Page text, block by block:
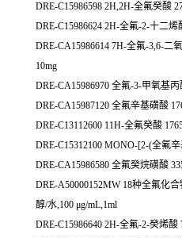
DRE-C15986598 2H,2H-全氟癸酸
DRE-C15986624 2H-全氟-2-十二烯
DRE-CA15986614 7H-全氟-3,6-二
10mg
DRE-CA15986970 全氟-3-甲氧基丙
DRE-CA15987120 全氟辛基磺酸
DRE-C13112600 11H-全氟癸酸
DRE-C15312100 MONO-[2-(全氟
DRE-CA15986580 全氟癸烷磺酸
DRE-A50000152MW 18种全氟化
醇/水,100 μg/mL,1ml
DRE-C15986640 2H-全氟-2-癸烯酸